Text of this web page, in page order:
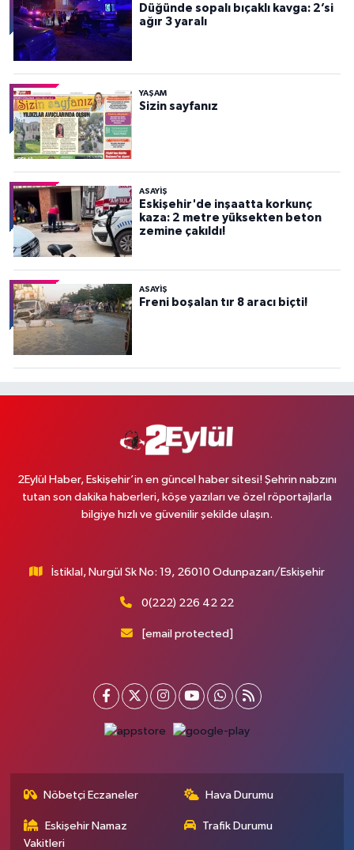
Düğünde sopalı bıçaklı kavga: 2’si
ağır 3 yaralı
YAŞAM
Sizin sayfanız
ASAYİŞ
Eskişehir'de inşaatta korkunç
kaza: 2 metre yüksekten beton
zemine çakıldı!
ASAYİŞ
Freni boşalan tır 8 aracı biçti!
2Eylül Haber, Eskişehir’in en güncel haber sitesi! Şehrin nabzını
tutan son dakika haberleri, köşe yazıları ve özel röportajlarla
bilgiye hızlı ve güvenilir şekilde ulaşın.
İstiklal, Nurgül Sk No: 19, 26010 Odunpazarı/Eskişehir
0(222) 226 42 22
[email protected]
Nöbetçi Eczaneler Hava Durumu
Eskişehir Namaz
Vakitleri
Trafik Durumu